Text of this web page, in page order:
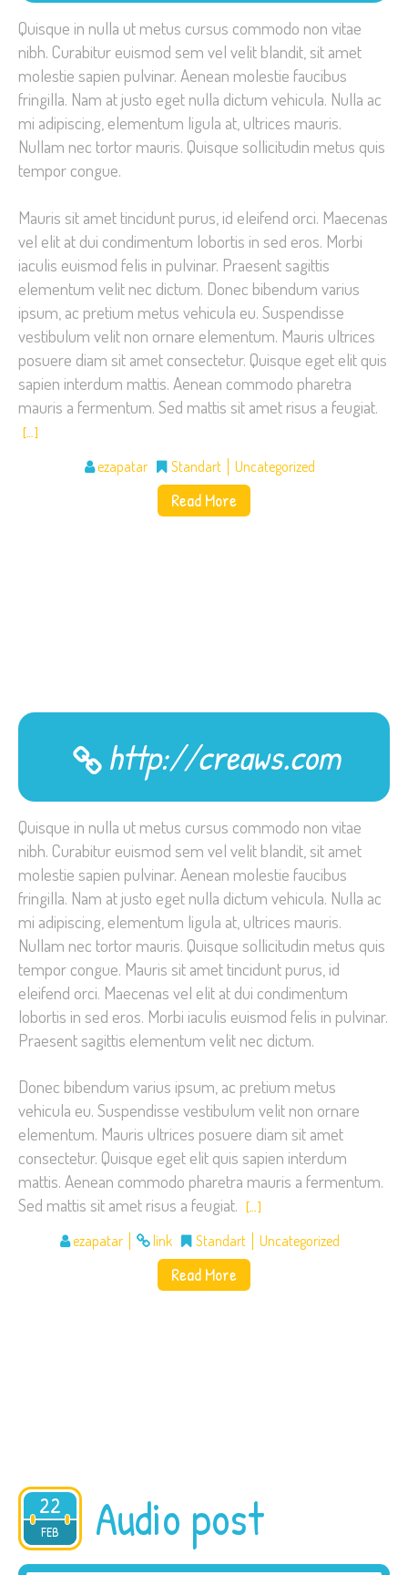
Quisque in nulla ut metus cursus commodo non vitae
nibh. Curabitur euismod sem vel velit blandit, sit amet
molestie sapien pulvinar. Aenean molestie faucibus
fringilla. Nam at justo eget nulla dictum vehicula. Nulla ac
mi adipiscing, elementum ligula at, ultrices mauris.
Nullam nec tortor mauris. Quisque sollicitudin metus quis
tempor congue.
Mauris sit amet tincidunt purus, id eleifend orci. Maecenas
vel elit at dui condimentum lobortis in sed eros. Morbi
iaculis euismod felis in pulvinar. Praesent sagittis
elementum velit nec dictum. Donec bibendum varius
ipsum, ac pretium metus vehicula eu. Suspendisse
vestibulum velit non ornare elementum. Mauris ultrices
posuere diam sit amet consectetur. Quisque eget elit quis
sapien interdum mattis. Aenean commodo pharetra
mauris a fermentum. Sed mattis sit amet risus a feugiat.
[…]
ezapatar Standart Uncategorized
Read More
http://creaws.com
Quisque in nulla ut metus cursus commodo non vitae
nibh. Curabitur euismod sem vel velit blandit, sit amet
molestie sapien pulvinar. Aenean molestie faucibus
fringilla. Nam at justo eget nulla dictum vehicula. Nulla ac
mi adipiscing, elementum ligula at, ultrices mauris.
Nullam nec tortor mauris. Quisque sollicitudin metus quis
tempor congue. Mauris sit amet tincidunt purus, id
eleifend orci. Maecenas vel elit at dui condimentum
lobortis in sed eros. Morbi iaculis euismod felis in pulvinar.
Praesent sagittis elementum velit nec dictum.
Donec bibendum varius ipsum, ac pretium metus
vehicula eu. Suspendisse vestibulum velit non ornare
elementum. Mauris ultrices posuere diam sit amet
consectetur. Quisque eget elit quis sapien interdum
mattis. Aenean commodo pharetra mauris a fermentum.
Sed mattis sit amet risus a feugiat. […]
ezapatar link Standart Uncategorized
Read More
22
FEB
2015 Audio post